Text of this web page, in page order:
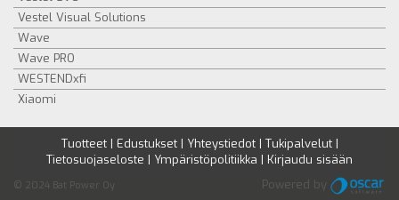
Vestel Visual Solutions
Wave
Wave PRO
WESTENDxfi
Xiaomi
Tuotteet| Edustukset| Yhteystiedot| Tukipalvelut|
Tietosuojaseloste | Ympäristöpolitiikka | Kirjaudu sisään
© 2024 Bat Power Oy Powered by